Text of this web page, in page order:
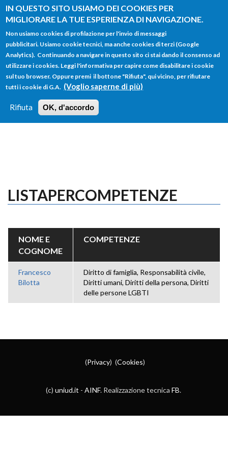
IN QUESTO SITO USIAMO DEI COOKIES PER
MIGLIORARE LA TUE ESPERIENZA DI NAVIGAZIONE.
Non usiamo cookies di profilazione per l'invio di messaggi
pubblicitari. Usiamo cookie tecnici, ma anche cookies di terzi (Google
Analytics). Continuando a navigare in questo sito ci stai dando il consenso ad
utilizzare i cookies. Leggi l'informativa per capire come disabilitare i cookie
sul tuo browser. Oppure premi il bottone "Rifiuta", qui vicino, per rifiutare
tutti i cookie di G.A. (Voglio saperne di più)
Rifiuta OK, d'accordo
Salta al contenuto principale
FORM
DI
RICERCA
Main menu
HOME TUTTI I PROFILI
LOGIN
LISTAPERCOMPETENZE
NOME E
COGNOME
COMPETENZE
Francesco
Bilotta
Diritto di famiglia, Responsabilità civile,
Diritti umani, Diritti della persona, Diritti
delle persone LGBTI
(Privacy) (Cookies)
(c) uniud.it - AINF. Realizzazione tecnica FB.